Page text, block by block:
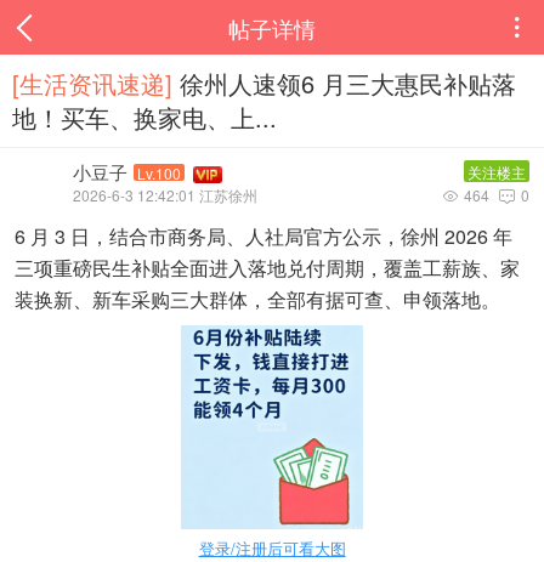
帖子详情 
[生活资讯速递‌] 徐州人速领6 月三大惠民补贴落
地！买车、换家电、上...
小豆子 Lv.100
关注楼主
2026-6-3 12:42:01 江苏徐州
 0
 464
6 月 3 日，结合市商务局、人社局官方公示，徐州 2026 年
三项重磅民生补贴全面进入落地兑付周期，覆盖工薪族、家
装换新、新车采购三大群体，全部有据可查、申领落地。
登录/注册后可看大图